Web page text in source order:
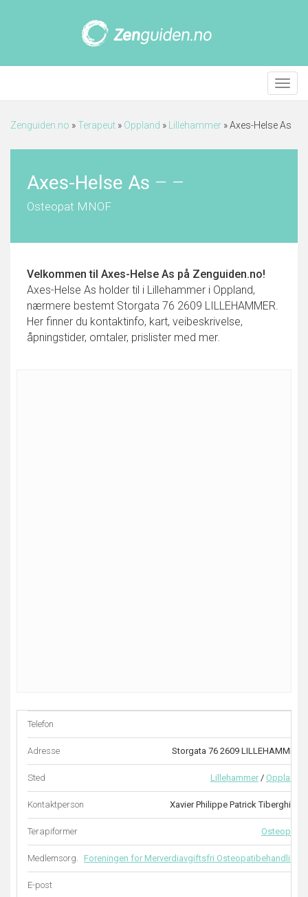
Meny
Zenguiden.no »Terapeut » Oppland » Lillehammer »Axes-Helse As
Axes-Helse As – –
Osteopat MNOF
Velkommen til Axes-Helse As på Zenguiden.no!
Axes-Helse As holder til i Lillehammer i Oppland,
nærmere bestemt Storgata 76 2609 LILLEHAMMER.
Her finner du kontaktinfo, kart, veibeskrivelse,
åpningstider, omtaler, prislister med mer.
Telefon
Adresse Storgata 76 2609 LILLEHAMMER
Sted Lillehammer / Oppland
Kontaktperson Xavier Philippe Patrick Tiberghien
Terapiformer Osteopati
Medlemsorg. Foreningen for Merverdiavgiftsfri Osteopatibehandling
E-post